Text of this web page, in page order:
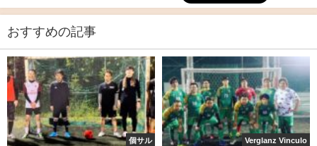
おすすめの記事
個サル Verglanz Vinculo